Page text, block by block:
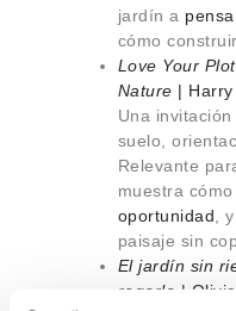
jardín a
cómo
Love Your
Nature |
Una
suelo,
Relevante
muestra
oportunidad ,
paisaje sin
El jardín sin
regarlo |